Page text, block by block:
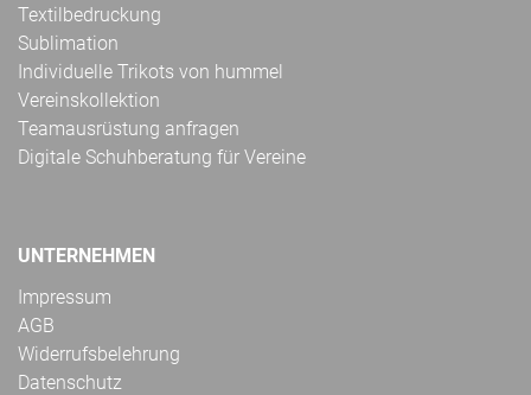
Textilbedruckung
Sublimation
Individuelle Trikots von hummel
Vereinskollektion
Teamausrüstung anfragen
Digitale Schuhberatung für Vereine
UNTERNEHMEN
Impressum
AGB
Widerrufsbelehrung
Datenschutz